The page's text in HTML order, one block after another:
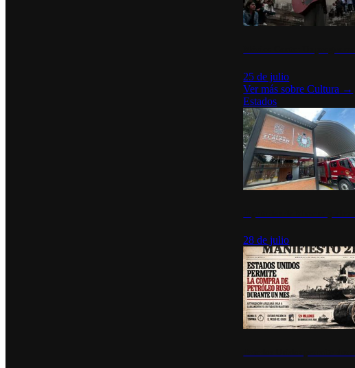
25 de julio
Ver más sobreCultura →
Estados
28 de julio